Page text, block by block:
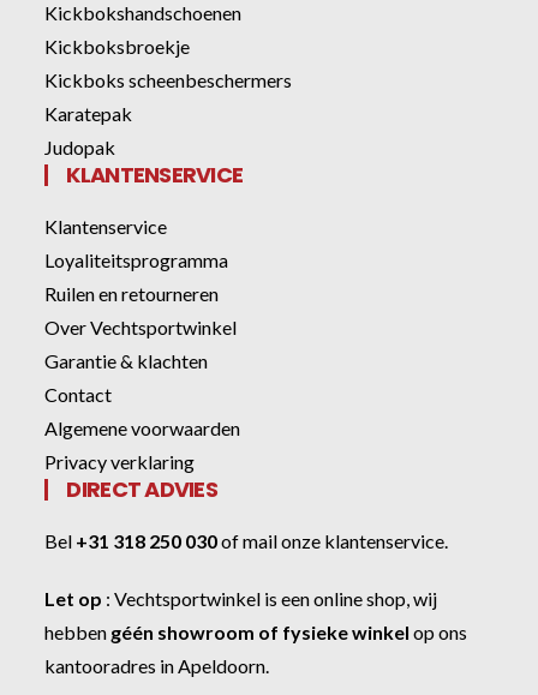
Kickbokshandschoenen
Kickboksbroekje
Kickboks scheenbeschermers
Karatepak
Judopak
KLANTENSERVICE
Klantenservice
Loyaliteitsprogramma
Ruilen en retourneren
Over Vechtsportwinkel
Garantie & klachten
Contact
Algemene voorwaarden
Privacy verklaring
DIRECT ADVIES
Bel +31 318 250 030ofmail onze klantenservice.
Let op :Vechtsportwinkel is een online shop, wij
hebben géén showroom of fysieke winkel op ons
kantooradres in Apeldoorn.